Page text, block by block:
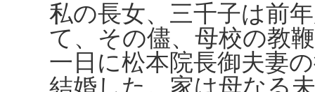
私の長女、三千子は前
て、その儘、母校の教
一日に松本院長御夫妻
結婚した。家は母なる